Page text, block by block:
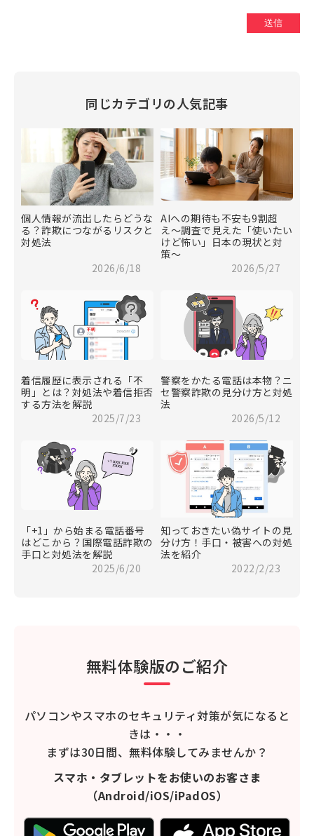
同じカテゴリの人気記事
個人情報が流出したらどうな
る？詐欺につながるリスクと
対処法
2026/6/18
AIへの期待も不安も9割超
え〜調査で見えた「使いたい
けど怖い」日本の現状と対
策〜
2026/5/27
着信履歴に表示される「不
明」とは？対処法や着信拒否
する方法を解説
2025/7/23
警察をかたる電話は本物？ニ
セ警察詐欺の見分け方と対処
法
2026/5/12
「+1」から始まる電話番号
はどこから？国際電話詐欺の
手口と対処法を解説
2025/6/20
知っておきたい偽サイトの見
分け方！手口・被害への対処
法を紹介
2022/2/23
無料体験版のご紹介
パソコンやスマホのセキュリティ対策が気になると
きは・・・
まずは30日間、無料体験してみませんか？
スマホ・タブレットをお使いのお客さま
（Android/iOS/iPadOS）